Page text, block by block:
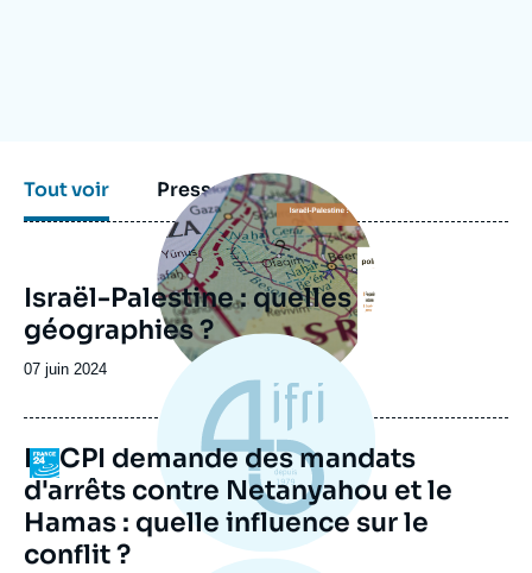
Tout voir Presse
Image
principale
Israël-Palestine : quelles
géographies ?
Date
publication
07 juin 2024
Logo
La CPI demande des mandats
d'arrêts contre Netanyahou et le
Hamas : quelle influence sur le
conflit ?